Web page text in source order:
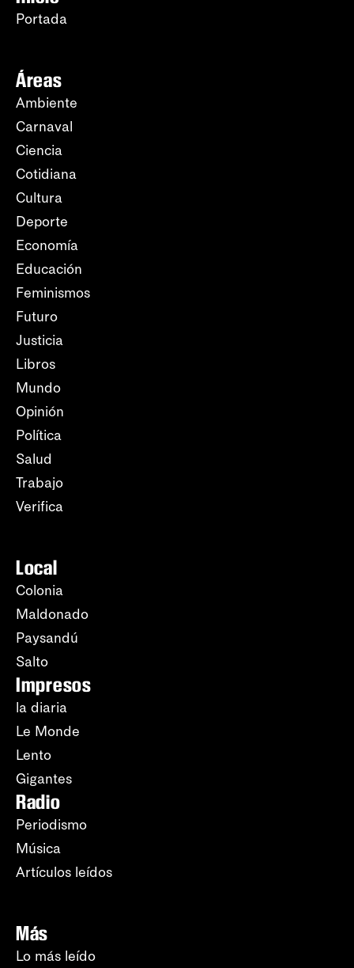
Portada
Áreas
Ambiente
Carnaval
Ciencia
Cotidiana
Cultura
Deporte
Economía
Educación
Feminismos
Futuro
Justicia
Libros
Mundo
Opinión
Política
Salud
Trabajo
Verifica
Local
Colonia
Maldonado
Paysandú
Salto
Impresos
la diaria
Le Monde
Lento
Gigantes
Radio
Periodismo
Música
Artículos leídos
Más
Lo más leído